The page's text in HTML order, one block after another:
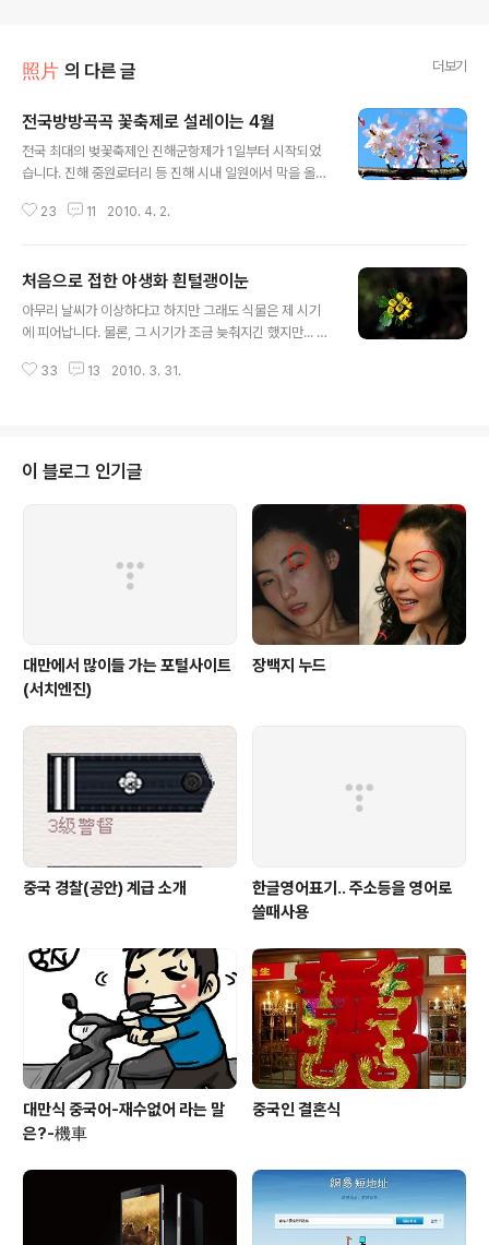
照片 의 다른 글 더보기
전국방방곡곡 꽃축제로 설레이는 4월
전국 최대의 벚꽃축제인 진해군항제가 1일부터 시작되었
습니다. 진해 중원로터리 등 진해 시내 일원에서 막을 올려
덜 피었다고 하네요. 엎친데 덮친격일까? 천안함 침몰 사고
기 시작했습니다. 봄꽃 중에서 가장 화사한 벚꽃이 흐드러
질 때 쯤이면 전국은 흥겨운 축제로 들썩이게 되는 4월...
꽃바람 난 상춘객들을 유혹하는 축제의 장이 바로 이번달
는데 출퇴근 시간에 석촌호수를 매일같이 지나다니고 있지
23 11 2010. 4. 2.
처음으로 접한 야생화 흰털괭이눈
아무리 날씨가 이상하다고 하지만 그래도 식물은 제 시기
에 피어납니다. 물론, 그 시기가 조금 늦춰지긴 했지만... 오
앗...백과사전으로...블로그 포스팅으로만 보아오던 흰털괭
확이었습니다. 해피아름드리님이랑 같이 갔어야하는데, 혼
자만 가서 죄송해유...ㅋㅋ 몸이 피곤하다고 잠만 드르렁 잘
게 아니라.. 이렇게 산 공기를 마시고, 하루를 일찍 시작하
니 활력도 불어 넣어지고 좋았습니다. 나머지 야생화는 또
33 13 2010. 3. 31.
이 블로그 인기글
대만에서 많이들 가는 포털사이트
(서치엔진)
장백지 누드
중국 경찰(공안) 계급 소개
한글영어표기.. 주소등을 영어로
쓸때사용
대만식 중국어-재수없어 라는 말
은?-機車
중국인 결혼식